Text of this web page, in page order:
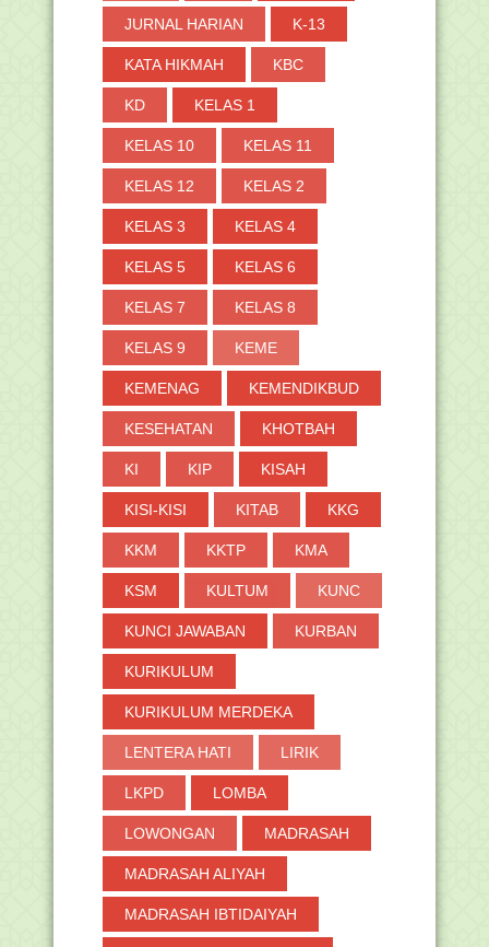
JURNAL HARIAN K-13
KATA HIKMAH KBC
KD KELAS 1
KELAS 10 KELAS 11
KELAS 12 KELAS 2
KELAS 3 KELAS 4
KELAS 5 KELAS 6
KELAS 7 KELAS 8
KELAS 9 KEME
KEMENAG KEMENDIKBUD
KESEHATAN KHOTBAH
KI KIP KISAH
KISI-KISI KITAB KKG
KKM KKTP KMA
KSM KULTUM KUNC
KUNCI JAWABAN KURBAN
KURIKULUM
KURIKULUM MERDEKA
LENTERA HATI LIRIK
LKPD LOMBA
LOWONGAN MADRASAH
MADRASAH ALIYAH
MADRASAH IBTIDAIYAH